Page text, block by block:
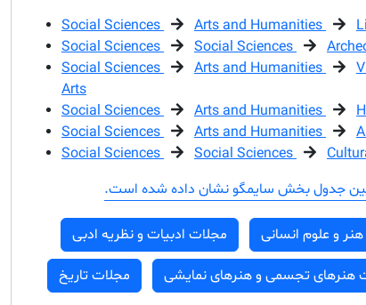
Social Sciences Arts and Humanities
Social Sciences
Social Sciences
Social Sciences
Arts and Humanities
Arts
Social Sciences
Arts and Humanities
Social Sciences
Arts and Humanities
Social Sciences
Social Sciences
جدول بخش سایمگو نشان داده شده است.
و علوم انسانی مجلات ادبیات و نظریه ادبی
هنرهای تجسمی و هنرهای نمایشی مجلات تاریخ